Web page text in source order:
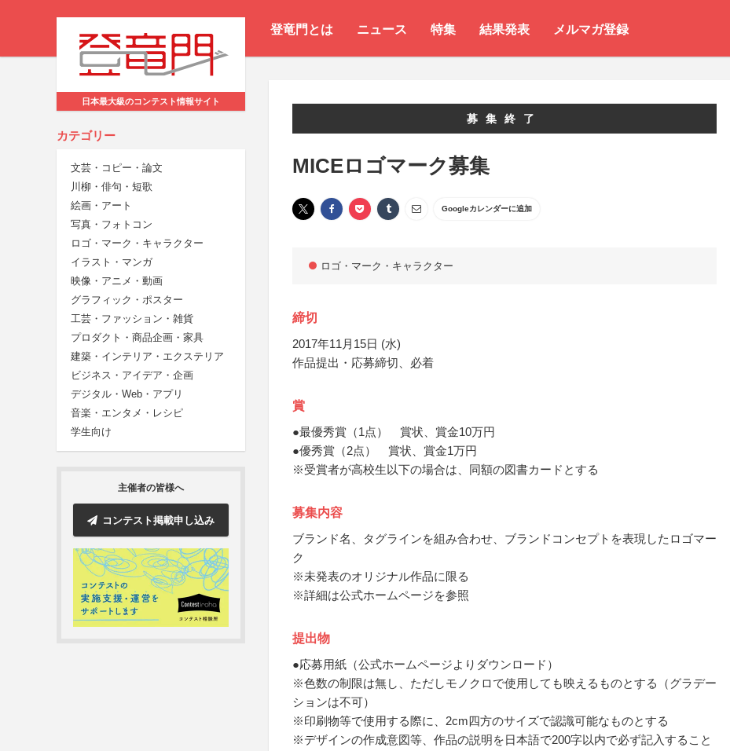
登竜門とは ニュース 特集 結果発表 メルマガ登録
日本最大級のコンテスト情報サイト
カテゴリー
文芸・コピー・論文
川柳・俳句・短歌
絵画・アート
写真・フォトコン
ロゴ・マーク・キャラクター
イラスト・マンガ
映像・アニメ・動画
グラフィック・ポスター
工芸・ファッション・雑貨
プロダクト・商品企画・家具
建築・インテリア・エクステリア
ビジネス・アイデア・企画
デジタル・Web・アプリ
音楽・エンタメ・レシピ
学生向け
主催者の皆様へ
コンテスト掲載申し込み
募集終了
MICEロゴマーク募集
Googleカレンダーに追加
ロゴ・マーク・キャラクター
締切
2017年11月15日 (水)
作品提出・応募締切、必着
賞
●最優秀賞（1点） 賞状、賞金10万円
●優秀賞（2点） 賞状、賞金1万円
※受賞者が高校生以下の場合は、同額の図書カードとする
募集内容
ブランド名、タグラインを組み合わせ、ブランドコンセプトを表現したロゴマー
ク
※未発表のオリジナル作品に限る
※詳細は公式ホームページを参照
提出物
●応募用紙（公式ホームページよりダウンロード）
※色数の制限は無し、ただしモノクロで使用しても映えるものとする（グラデー
ションは不可）
※印刷物等で使用する際に、2cm四方のサイズで認識可能なものとする
※デザインの作成意図等、作品の説明を日本語で200字以内で必ず記入すること